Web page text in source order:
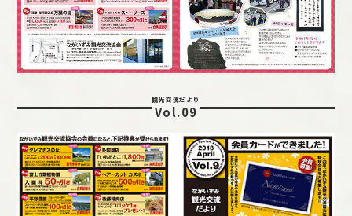
観光交流だより
Vol.09